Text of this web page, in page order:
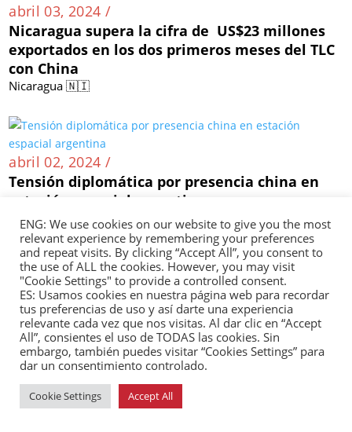
abril 03, 2024 /
Nicaragua supera la cifra de US$23 millones
exportados en los dos primeros meses del TLC
con China
Nicaragua 🇳🇮
abril 02, 2024 /
Tensión diplomática por presencia china en
estación espacial argentina
Argentina 🇦🇷
abril 02, 2024 /
Canciller argentina visitará China para
fortalecer relaciones
Argentina 🇦🇷
abril 02, 2024 /
ENG: We use cookies on our website to give you the most
relevant experience by remembering your preferences
and repeat visits. By clicking “Accept All”, you consent to
the use of ALL the cookies. However, you may visit
"Cookie Settings" to provide a controlled consent.
ES: Usamos cookies en nuestra página web para recordar
tus preferencias de uso y así darte una experiencia
relevante cada vez que nos visitas. Al dar clic en “Accept
All”, consientes el uso de TODAS las cookies. Sin
embargo, también puedes visitar “Cookies Settings” para
dar un consentimiento controlado.
Cookie Settings Accept All